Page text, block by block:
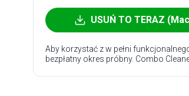
USUŃ TO TERAZ
Aby korzystać z w pełni
bezpłatny okres próbny. Combo